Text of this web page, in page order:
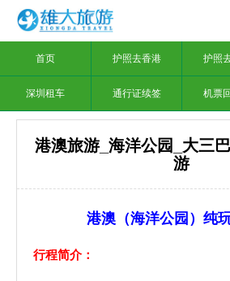
首页 护照去香港 护照
深圳租车 通行证续签 机票
港澳旅游_海洋公园_大三
游
港澳（海洋公园）纯
行程简介：